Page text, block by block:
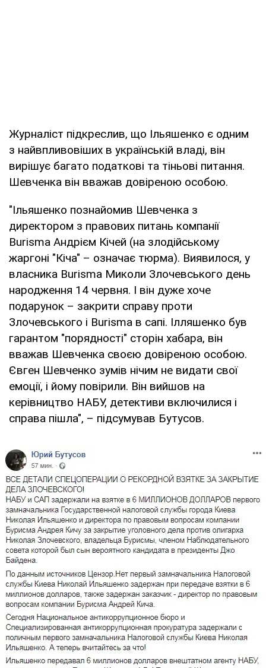
Журналіст підкреслив, що Ільяшенко є одним
з найвпливовіших в українській владі, він
вирішує багато податкові та тіньові питання.
Шевченка він вважав довіреною особою.
"Ільяшенко познайомив Шевченка з
директором з правових питань компанії
Burisma Андрієм Кічей (на злодійському
жаргоні "Кіча" – означає тюрма). Виявилося, у
власника Burisma Миколи Злочевського день
народження 14 червня. І він дуже хоче
подарунок – закрити справу проти
Злочевського і Burisma в сапі. Ілляшенко був
гарантом "порядності" сторін хабара, він
вважав Шевченка своєю довіреною особою.
Євген Шевченко зумів нічим не видати свої
емоції, і йому повірили. Він вийшов на
керівництво НАБУ, детективи включилися і
справа пішла", – підсумував Бутусов.